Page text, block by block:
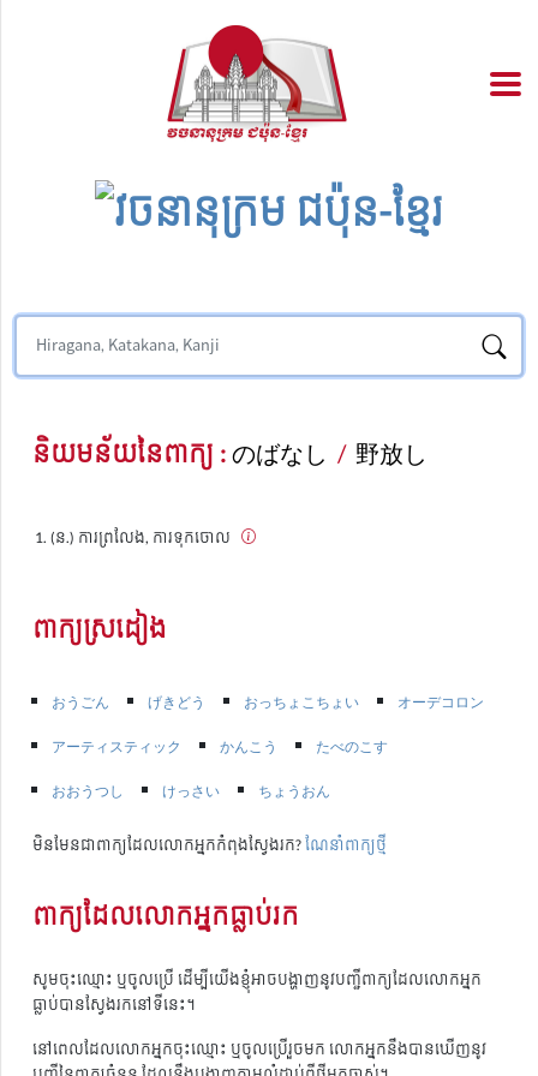
និយមន័យនៃពាក្យ :のばなし / 野放し
(ន.) ការព្រលែង, ការទុកចោល
ពាក្យស្រដៀង
おうごん げきどう おっちょこちょい
オーデコロン
アーティスティック
かんこう
たべのこす
おおうつし
けっさい ちょうおん
មិនមែនជាពាក្យដែលលោកអ្នកកំពុងស្វែងរក?ណែនាំពាក្យថ្មី
ពាក្យដែលលោកអ្នកធ្លាប់រក
សូមចុះឈ្មោះ ឬចូលប្រើ ដើម្បីយើងខ្ញុំអាចបង្ហាញនូវបញ្ជីពាក្យដែលលោកអ្នក
ធ្លាប់បានស្វែងរកនៅទីនេះ។
នៅពេលដែលលោកអ្នកចុះឈ្មោះ ឬចូលប្រើរួចមក លោកអ្នកនឹងបានឃើញនូវ